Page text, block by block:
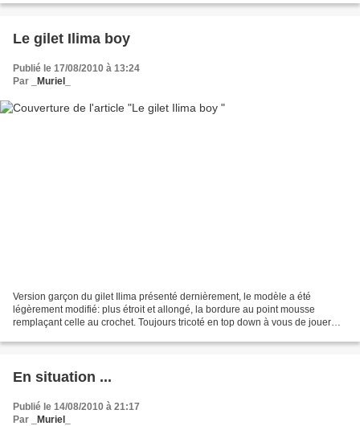
Le gilet Ilima boy
Publié le 17/08/2010 à 13:24
Par
_Muriel_
Version garçon du gilet Ilima présenté dernièrement, le modèle a été
légèrement modifié: plus étroit et allongé, la bordure au point mousse
remplaçant celle au crochet. Toujours tricoté en top down à vous de jouer
En situation ...
Publié le 14/08/2010 à 21:17
Par
_Muriel_